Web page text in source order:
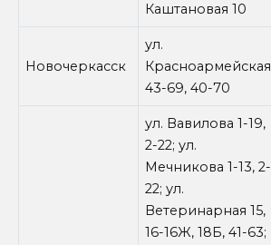
Каштановая 10
Новочеркасск
ул.
Красноармейская
43-69, 40-70
ул. Вавилова 1-19,
2-22; ул.
Мечникова 1-13, 2-
22; ул.
Ветеринарная 15,
16-16Ж, 18Б, 41-63;